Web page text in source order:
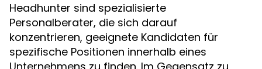
Headhunter sind spezialisierte
Personalberater, die sich darauf
konzentrieren, geeignete Kandidaten für
spezifische Positionen innerhalb eines